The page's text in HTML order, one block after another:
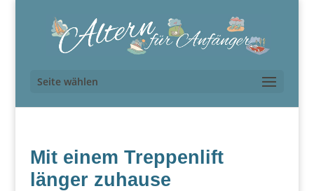
Seite wählen
Mit einem Treppenlift
länger zuhause